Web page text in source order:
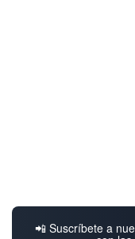
📲 Suscríbete a